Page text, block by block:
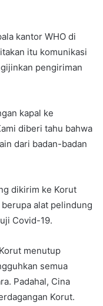
kantor WHO di
itu komunikasi
pengiriman
kapal ke
diberi tahu bahwa
dari badan-badan
dikirim ke Korut
alat pelindung
Covid-19.
menutup
semua
Padahal, Cina
Korut.